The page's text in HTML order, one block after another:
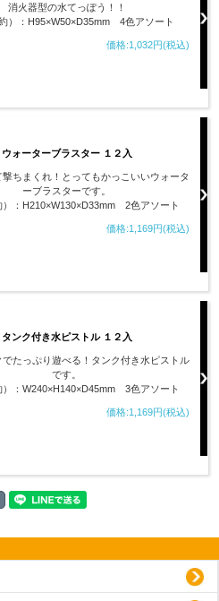
消火器型の水てっぽう！！
）：H95×W50×D35mm 4色アソート
価格:1,032円(税込)
ウォーターブラスター １２入
ちまくれ！とってもかっこいいウォータ
ーブラスターです。
）：H210×W130×D33mm 2色アソート
価格:1,169円(税込)
タンク付き水ピストル １２入
たっぷり遊べる！タンク付き水ピストル
です。
）：W240×H140×D45mm 3色アソート
価格:1,169円(税込)